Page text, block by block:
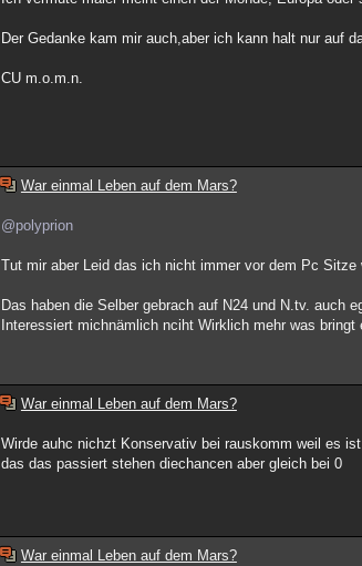
Der Gedanke kam mir auch,aber ich kann halt nur auf
CU m.o.m.n.
War einmal Leben auf dem Mars?
@polyprion
Tut mir aber Leid das ich nicht immer vor dem Pc Sitze
Das haben die Selber gebrach auf N24 und N.tv. auch
Interessiert michnämlich nciht Wirklich mehr was
War einmal Leben auf dem Mars?
Wirde auhc nichzt Konservativ bei rauskomm weil es
das das passiert stehen diechancen aber gleich bei 0
War einmal Leben auf dem Mars?